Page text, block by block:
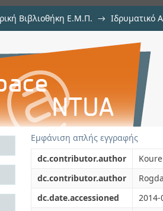
Βιβλιοθήκη Ε.Μ.Π. → Ιδρυματικό
AND
HEAT
Εμφάνιση απλής εγγραφής
dc.contributor.author
dc.contributor.author
dc.date.accessioned
2014-